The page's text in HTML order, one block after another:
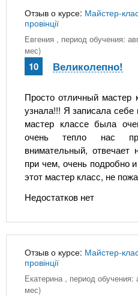
Отзыв о курсе: Майстер-
провінції
Евгения , период обучения:
мес)
Просто отличный мастер
узнала!!! Я записала
мастер классе была
очень тепло нас
внимательный, отвечает
при чем, очень подробно
этот мастер класс, не
Недостатков нет
10 Великолепно!
Отзыв о курсе: Майстер-
провінції
Екатерина , период обучения:
мес)